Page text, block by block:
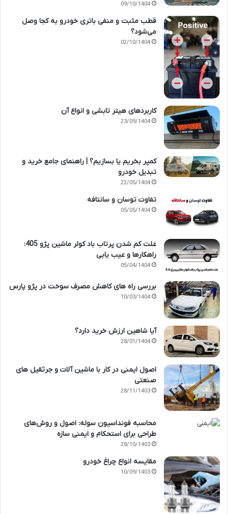
09/10/1404
قطب مثبت و منفی باتری خودرو به کجا وصل
می‌شود؟
02/10/1404
کاربردهای هیتر تابشی و انواع آن
23/09/1404
کمپر بخریم یا بسازیم؟ | راهنمای جامع خرید و
تبدیل خودرو
22/05/1404
تفاوت توسان و سانتافه
05/05/1404
علت کم شدن پرتاب باد کولر ماشین پژو 405:
راهکارها و عیب یابی
05/04/1404
بررسی راه های کاهش مصرف سوخت در پژو پارس
10/03/1404
آیا شاهین ارزش خرید دارد؟
28/01/1404
اصول ایمنی در کار با ماشین آلات و جرثقیل های
صنعتی
28/11/1403
محاسبه فونداسیون سوله: اصول و روش‌های
طراحی برای استحکام و ایمنی سازه
28/10/1403
مقایسه انواع چراغ خودرو
10/09/1403